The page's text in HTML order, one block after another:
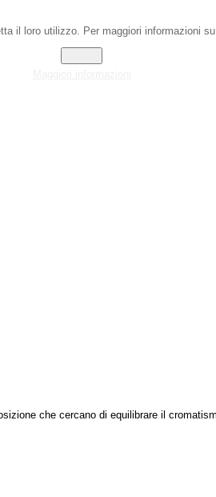
il loro utilizzo. Per maggiori informazioni
che cercano di equilibrare il